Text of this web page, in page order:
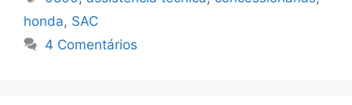
honda, SAC
4 Comentários